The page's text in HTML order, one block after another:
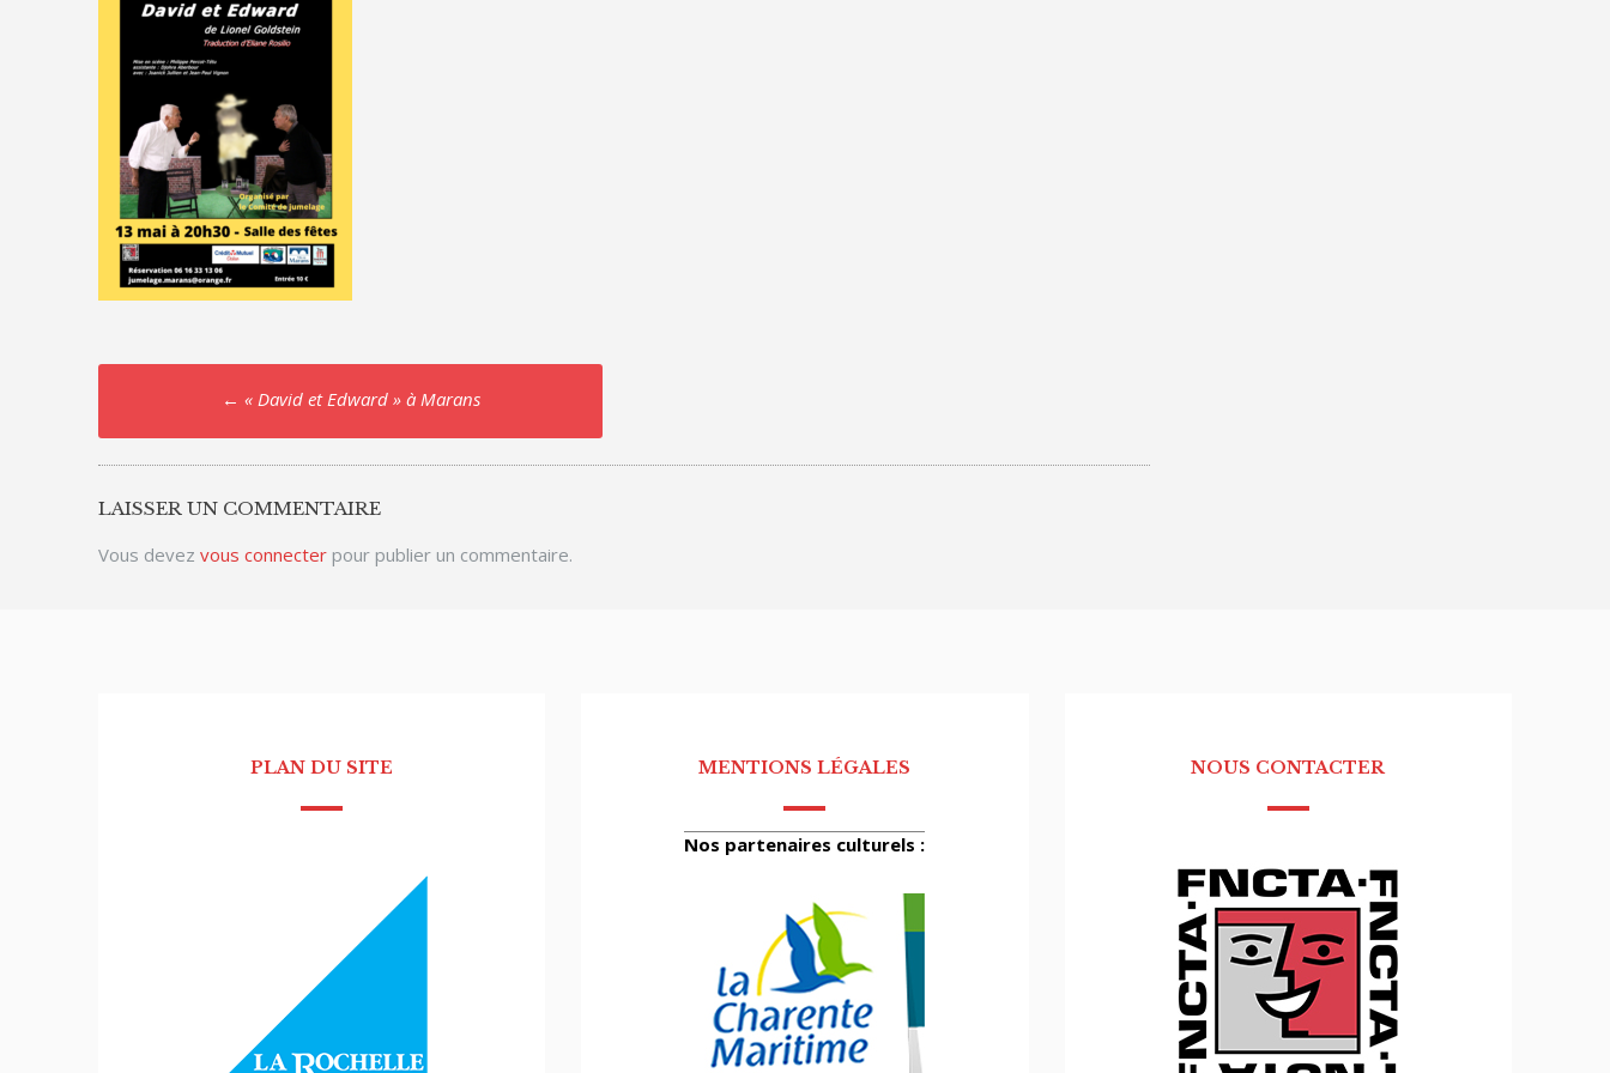
navigation
← « David et Edward » à Marans
LAISSER UN COMMENTAIRE
Vous devez vous connecter pour publier un commentaire.
PLAN DU SITE MENTIONS LÉGALES
Nos partenaires culturels :
NOUS CONTACTER